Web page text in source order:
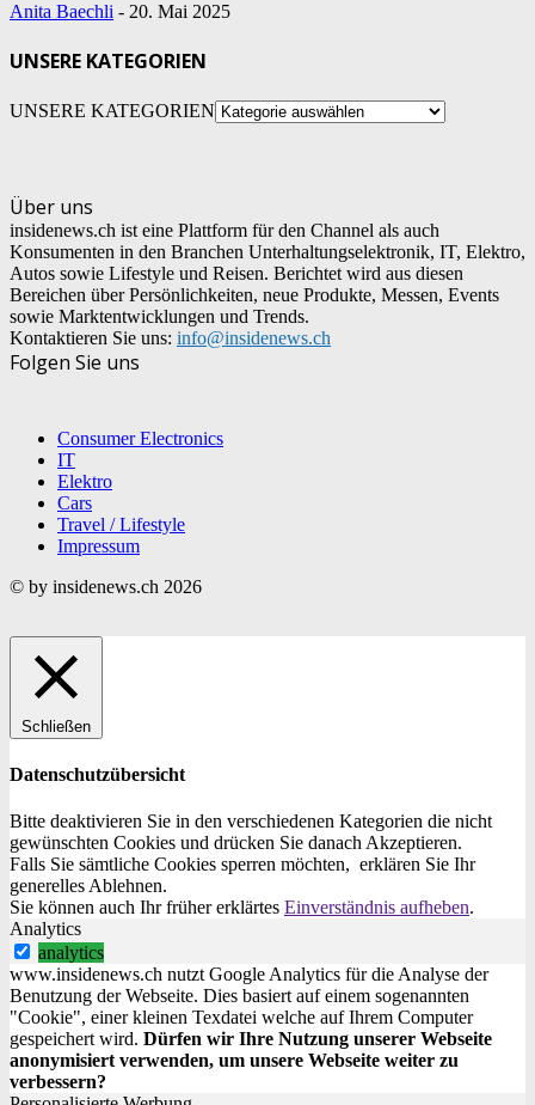
Anita Baechli - 20. Mai 2025
UNSERE KATEGORIEN
UNSERE KATEGORIEN
Über uns
insidenews.ch ist eine Plattform für den Channel als auch
Konsumenten in den Branchen Unterhaltungselektronik, IT, Elektro,
Autos sowie Lifestyle und Reisen. Berichtet wird aus diesen
Bereichen über Persönlichkeiten, neue Produkte, Messen, Events
sowie Marktentwicklungen und Trends.
Kontaktieren Sie uns: info@insidenews.ch
Folgen Sie uns
Consumer Electronics
IT
Elektro
Cars
Travel / Lifestyle
Impressum
© by insidenews.ch 2026
Schließen
Datenschutzübersicht
Bitte deaktivieren Sie in den verschiedenen Kategorien die nicht
gewünschten Cookies und drücken Sie danach Akzeptieren.
Falls Sie sämtliche Cookies sperren möchten, erklären Sie Ihr
generelles Ablehnen.
Sie können auch Ihr früher erklärtes Einverständnis aufheben.
Analytics
analytics
www.insidenews.ch nutzt Google Analytics für die Analyse der
Benutzung der Webseite. Dies basiert auf einem sogenannten
"Cookie", einer kleinen Texdatei welche auf Ihrem Computer
gespeichert wird. Dürfen wir Ihre Nutzung unserer Webseite
anonymisiert verwenden, um unsere Webseite weiter zu
verbessern?